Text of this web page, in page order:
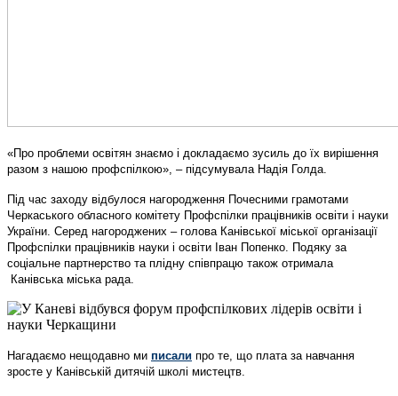
«Про проблеми освітян знаємо і докладаємо зусиль до їх вирішення
разом з нашою профспілкою», – підсумувала Надія Голда.
Під час заходу відбулося нагородження Почесними грамотами
Черкаського обласного комітету Профспілки працівників освіти і науки
України. Серед нагороджених – голова Канівської міської організації
Профспілки працівників науки і освіти Іван Попенко. Подяку за
соціальне партнерство та плідну співпрацю також отримала
Канівська міська рада.
Нагадаємо нещодавно ми писали про те, що плата за навчання
зросте у Канівській дитячій школі мистецтв.